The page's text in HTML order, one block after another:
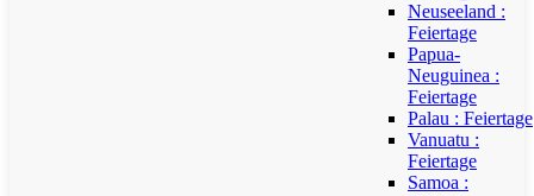
Neuseeland :
Feiertage
Papua-
Neuguinea :
Feiertage
Palau : Feiertage
Vanuatu :
Feiertage
Samoa :